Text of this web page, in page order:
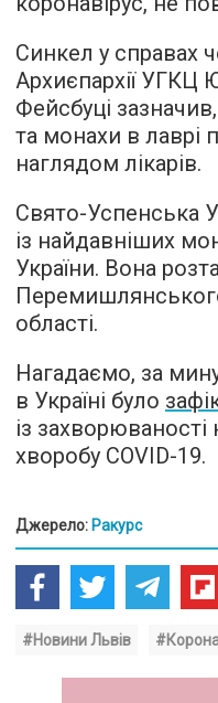
Синкел у справах
Архиєпархії УГКЦ
Фейсбуці
та монахи в лаврі
наглядом лікарів.
Свято-Успенська
із найдавніших
України. Вона
області.
Нагадаємо, за
в Україні було
із захворюваності
хворобу COVID-19.
Джерело: Ракурс
#Новини Львів